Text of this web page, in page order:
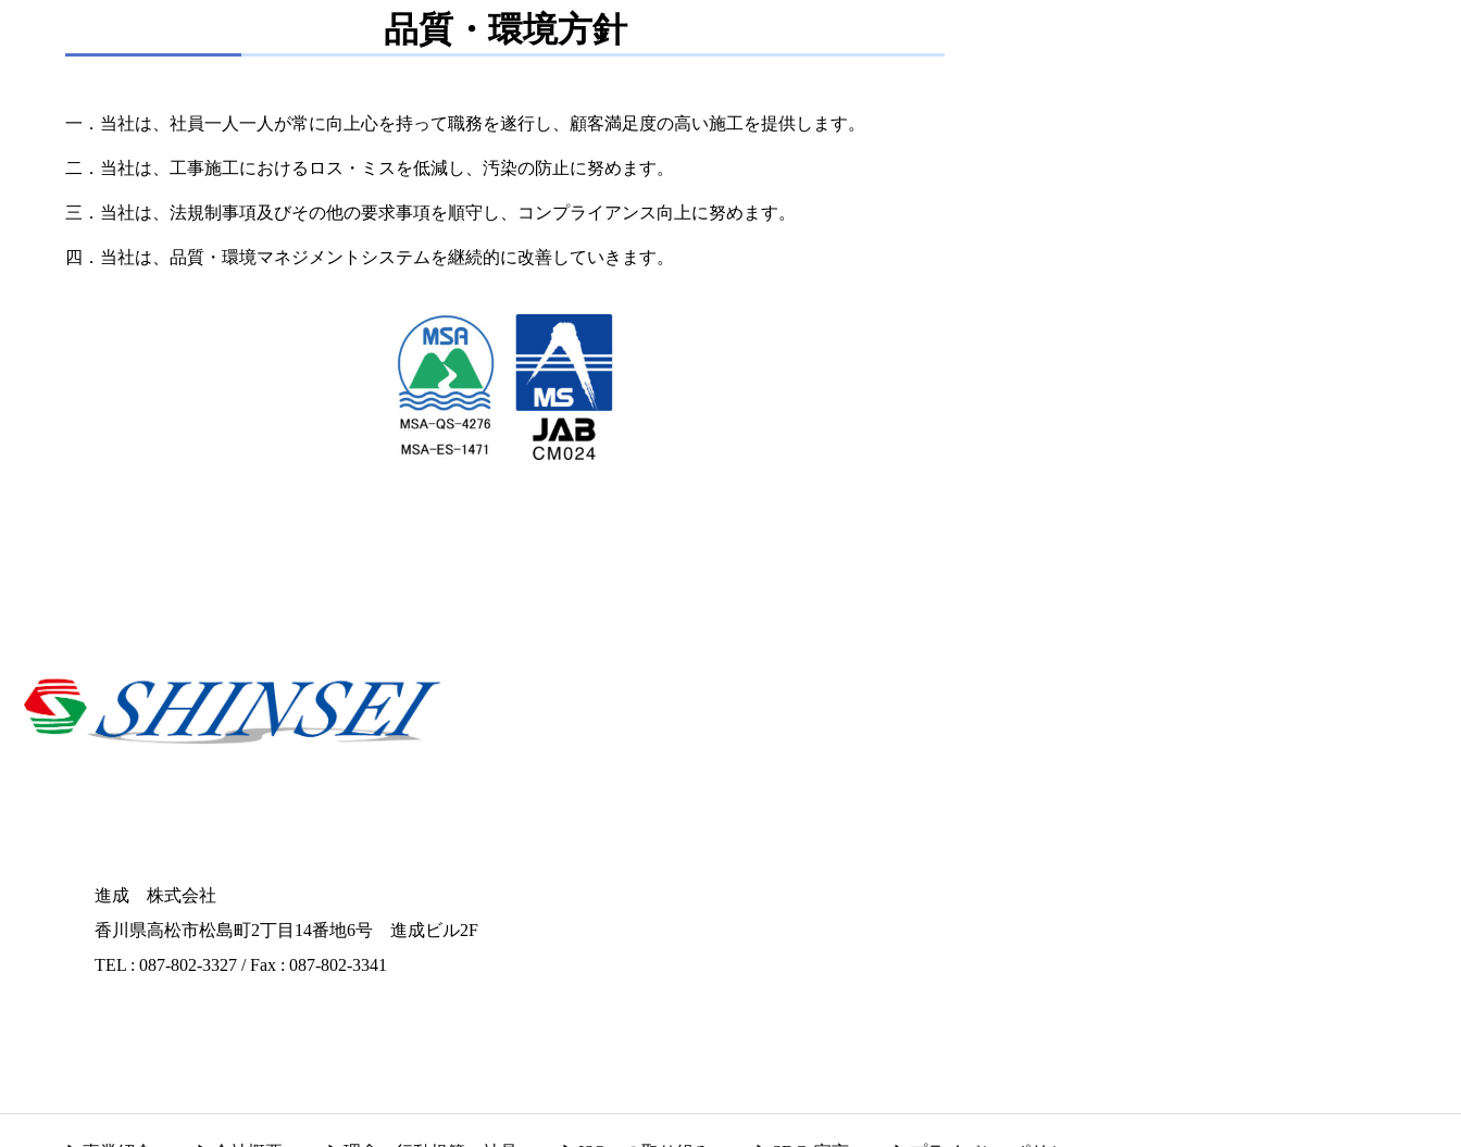
品質・環境方針
一．当社は、社員一人一人が常に向上心を持って職務を遂行し、顧客満足度の高い施工を提供します。
二．当社は、工事施工におけるロス・ミスを低減し、汚染の防止に努めます。
三．当社は、法規制事項及びその他の要求事項を順守し、コンプライアンス向上に努めます。
四．当社は、品質・環境マネジメントシステムを継続的に改善していきます。
進成 株式会社
香川県高松市松島町2丁目14番地6号 進成ビル2F
TEL : 087-802-3327 / Fax : 087-802-3341